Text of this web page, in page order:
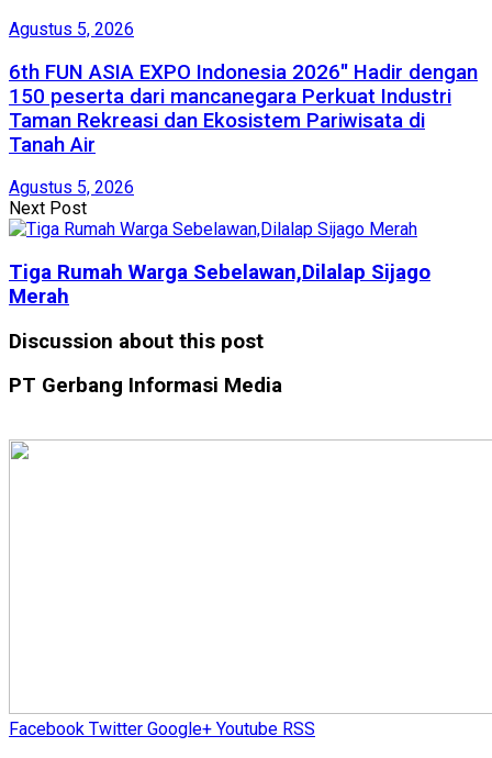
Agustus 5, 2026
6th FUN ASIA EXPO Indonesia 2026″ Hadir dengan
150 peserta dari mancanegara Perkuat Industri
Taman Rekreasi dan Ekosistem Pariwisata di
Tanah Air
Agustus 5, 2026
Next Post
Tiga Rumah Warga Sebelawan,Dilalap Sijago
Merah
Discussion about this post
PT Gerbang Informasi Media
Facebook Twitter Google+ Youtube RSS